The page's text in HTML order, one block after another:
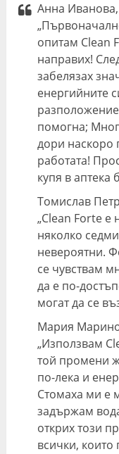
Анна
опитам Clean
направих!
забелязах
енергийните
помогна;
дори наскоро
работата!
купя в аптека
Томислав
„Clean Forte е
няколко
невероятни.
се чувствам
да е по-
могат да се
Мария
„Използвам
той промени
по-лека и
Стомаха ми е
задържам
открих този
всички, които